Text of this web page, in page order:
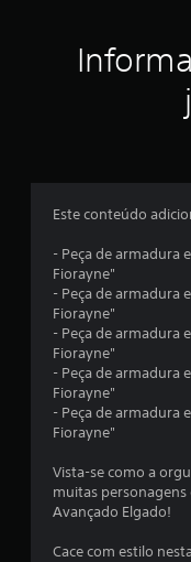
Este conteúdo
- Peça de armadura
Fiorayne"
- Peça de armadura
Fiorayne"
- Peça de armadura
Fiorayne"
- Peça de armadura
Fiorayne"
- Peça de armadura
Fiorayne"
Vista-se como a
muitas
Avançado Elgado!
Cace com estilo